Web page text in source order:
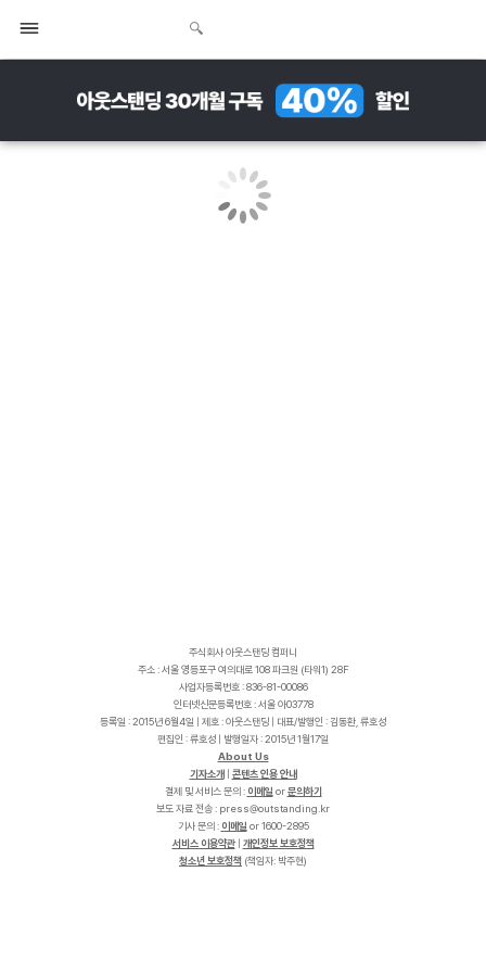
주식회사 아웃스탠딩 컴퍼니
주소 : 서울 영등포구 여의대로 108 파크원 (타워1) 28F
사업자등록번호 : 836-81-00086
인터넷신문등록번호 : 서울 아03778
등록일 : 2015년 6월4일 | 제호 : 아웃스탠딩 | 대표/발행인 : 김동환, 류호성
편집인 : 류호성 | 발행일자 : 2015년 1월17일
About Us
기자소개
콘텐츠 인용 안내
결제 및 서비스 문의 : 이메일 or문의하기
보도 자료 전송 :
r
k
.
g
n
i
d
n
a
t
s
t
u
o
@
s
s
e
r
p
기사 문의 : 이메일 or 1600-2895
서비스 이용약관| 개인정보 보호정책
청소년 보호정책 (책임자: 박주현)